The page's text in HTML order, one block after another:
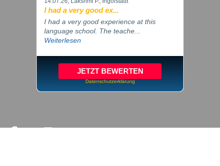
I had a very good ex...
I had a very good experience at this
language school. The teache...
Weiterlesen
JETZT BEWERTEN
Datenschutzerklärung